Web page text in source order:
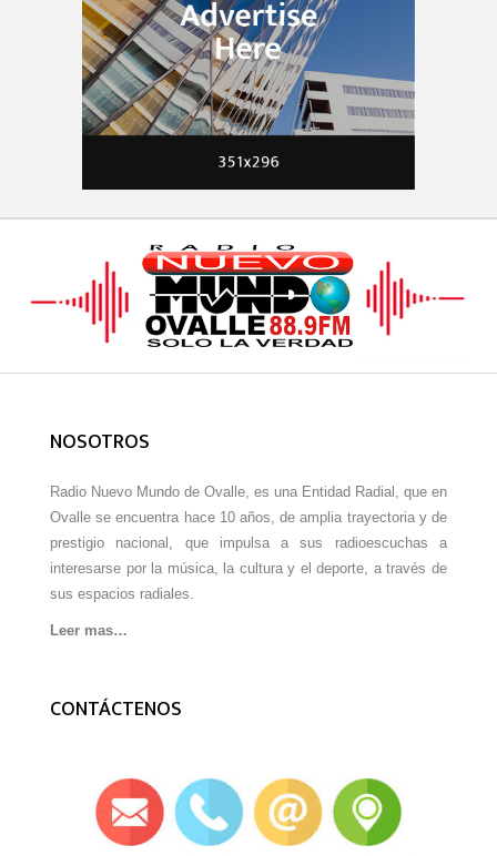
NOSOTROS
Radio Nuevo Mundo de Ovalle, es una Entidad Radial, que en
Ovalle se encuentra hace 10 años, de amplia trayectoria y de
prestigio nacional, que impulsa a sus radioescuchas a
interesarse por la música, la cultura y el deporte, a través de
sus espacios radiales.
Leer mas…
CONTÁCTENOS